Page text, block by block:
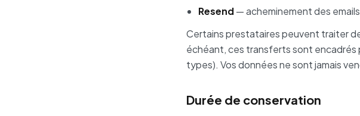
Resend— acheminement des
Certains prestataires peuvent traiter
échéant, ces transferts sont encadrés
types). Vos données ne sont jamais
Durée de conservation